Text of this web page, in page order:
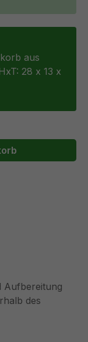
aus
28 x 13 x
Wert
Aufbereitung
des